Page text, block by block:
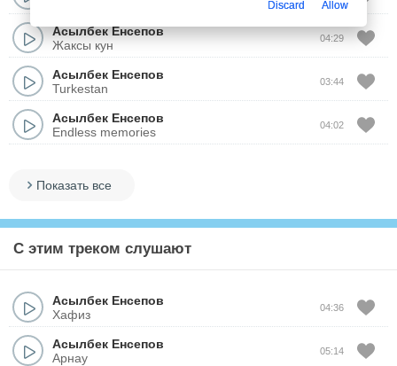
Асылбек Енсепов
Жаксы кун
04:29
Асылбек Енсепов
Turkestan
03:44
Асылбек Енсепов
Endless memories
04:02
Показать все
С этим треком слушают
Асылбек Енсепов
Хафиз
04:36
Асылбек Енсепов
Арнау
05:14
Discard Allow